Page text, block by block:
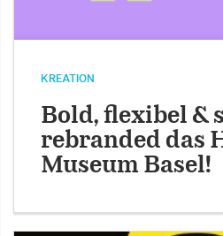
KREATION
Bold, flexibel &
rebranded das
Museum Basel!